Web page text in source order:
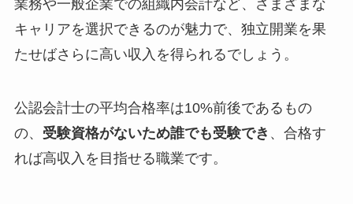
業務や一般企業での組織内会計など、さまざまな
キャリアを選択できるのが魅力で、独立開業を果
たせばさらに高い収入を得られるでしょう。
公認会計士の平均合格率は10%前後であるもの
の、 受験資格がないため誰でも受験でき 、合格す
れば高収入を目指せる職業です。